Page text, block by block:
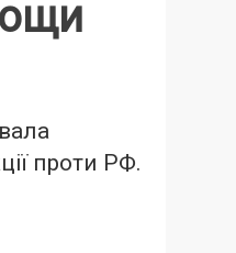
проти РФ.